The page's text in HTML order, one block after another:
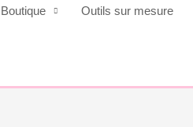
Boutique Outils sur mesure